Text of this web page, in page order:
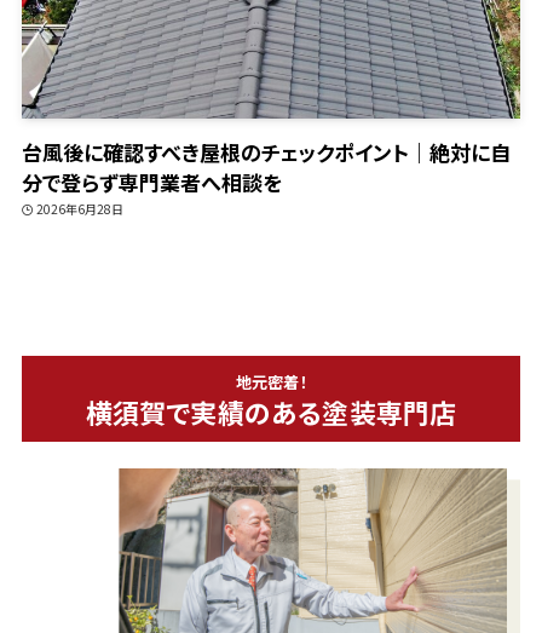
台風後に確認すべき屋根のチェックポイント｜絶対に自
分で登らず専門業者へ相談を
2026年6月28日
地元密着！
横須賀で実績のある塗装専門店